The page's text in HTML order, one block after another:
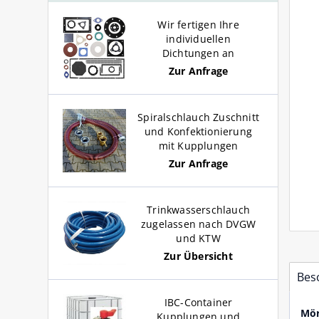
Wasser
Schlauchschellen für
Wasserschlauch 1/4 Zoll bis 1
Zoll
für Schnellkupplungen
für Schnellkupplungen
Aluminium
GEKA ® plus Stecksystem für
Wir fertigen Ihre
individuellen
Dichtungen an
Zur Anfrage
Spiralschlauch Zuschnitt
und Konfektionierung
mit Kupplungen
Zur Anfrage
Trinkwasserschlauch
zugelassen nach DVGW
und KTW
Zur Übersicht
IBC-Container